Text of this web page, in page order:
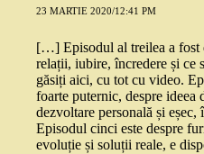
23 MARTIE 2020/12:41 PM
[…] Episodul al treilea a fost
relații, iubire, încredere și ce
găsiți aici, cu tot cu video.
foarte puternic, despre
dezvoltare personală și
Episodul cinci este despre
evoluție și soluții reale, e